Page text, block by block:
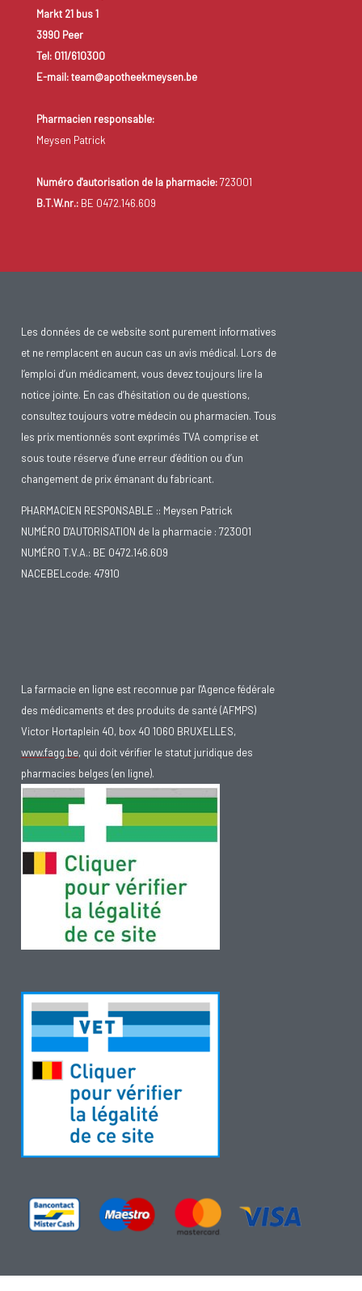
Markt 21 bus 1
3990 Peer
Tel: 011/610300
E-mail: team@apotheekmeysen.be
Pharmacien responsable:
Meysen Patrick
Numéro d'autorisation de la pharmacie:723001
B.T.W.nr.:BE 0472.146.609
Les données de ce website sont purement informatives
et ne remplacent en aucun cas un avis médical. Lors de
l’emploi d’un médicament, vous devez toujours lire la
notice jointe. En cas d’hésitation ou de questions,
consultez toujours votre médecin ou pharmacien. Tous
les prix mentionnés sont exprimés TVA comprise et
sous toute réserve d’une erreur d’édition ou d’un
changement de prix émanant du fabricant.
PHARMACIEN RESPONSABLE :: Meysen Patrick
NUMÉRO D'AUTORISATION de la pharmacie : 723001
NUMÉRO T.V.A.: BE 0472.146.609
NACEBELcode: 47910
La farmacie en ligne est reconnue par l'Agence fédérale
des médicaments et des produits de santé (AFMPS)
Victor Hortaplein 40, box 40 1060 BRUXELLES,
www.fagg.be, qui doit vérifier le statut juridique des
pharmacies belges (en ligne).